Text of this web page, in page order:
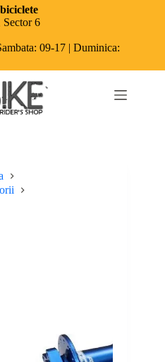
Sector 6
09-17 | Duminica: